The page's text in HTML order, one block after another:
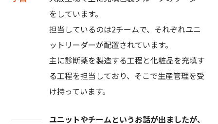
をしています。
担当しているのは2チームで、それぞれユニ
ットリーダーが配置されています。
主に診断薬を製造する工程と化粧品を充填す
る工程を担当しており、そこで生産管理を受
け持っています。
ユニットやチームというお話が出ましたが、